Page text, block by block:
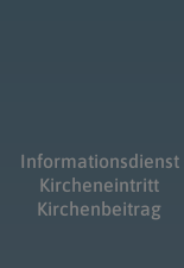
Informationsdienst
Kircheneintritt
Kirchenbeitrag